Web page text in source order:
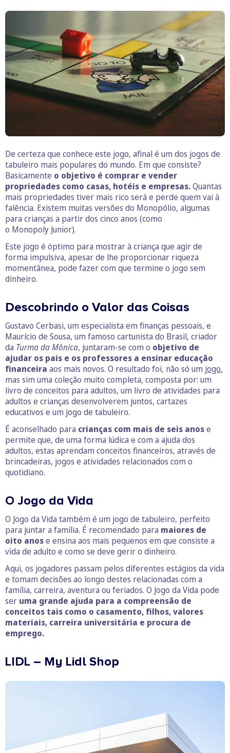
De certeza que conhece este jogo, afinal é um dos jogos de
tabuleiro mais populares do mundo. Em que consiste?
Basicamente o objetivo é comprar e vender
propriedades como casas, hotéis e empresas.Quantas
mais propriedades tiver mais rico será e perde quem vai à
falência. Existem muitas versões do Monopólio, algumas
para crianças a partir dos cinco anos (como
o Monopoly Junior).
Este jogo é óptimo para mostrar à criança que agir de
forma impulsiva, apesar de lhe proporcionar riqueza
momentânea, pode fazer com que termine o jogo sem
dinheiro.
Descobrindo o Valor das Coisas
Gustavo Cerbasi, um especialista em finanças pessoais, e
Maurício de Sousa, um famoso cartunista do Brasil, criador
da Turma da Mônica, juntaram-se com o objetivo de
ajudar os pais e os professores a ensinar educação
financeira aos mais novos. O resultado foi, não só um jogo,
mas sim uma coleção muito completa, composta por: um
livro de conceitos para adultos, um livro de atividades para
adultos e crianças desenvolverem juntos, cartazes
educativos e um jogo de tabuleiro.
É aconselhado para crianças com mais de seis anose
permite que, de uma forma lúdica e com a ajuda dos
adultos, estas aprendam conceitos financeiros, através de
brincadeiras, jogos e atividades relacionados com o
quotidiano.
O Jogo da Vida
O Jogo da Vida também é um jogo de tabuleiro, perfeito
para juntar a família. É recomendado para maiores de
oito anose ensina aos mais pequenos em que consiste a
vida de adulto e como se deve gerir o dinheiro.
Aqui, os jogadores passam pelos diferentes estágios da vida
e tomam decisões ao longo destes relacionadas com a
família, carreira, aventura ou feriados. O Jogo da Vida pode
ser uma grande ajuda para a compreensão de
conceitos tais como o casamento, filhos, valores
materiais, carreira universitária e procura de
emprego.
LIDL – My Lidl Shop